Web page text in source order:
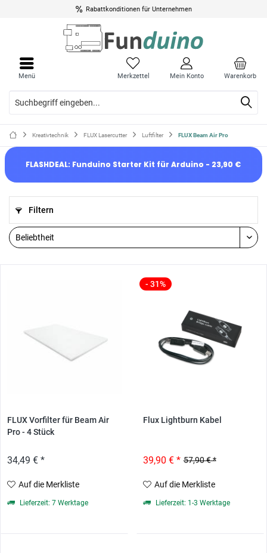
Rabattkonditionen für Unternehmen
Warenkorb
Merkzettel Mein Konto
Menü
Kreativtechnik FLUX Lasercutter Luftfilter FLUX Beam Air Pro
FLASHDEAL: Funduino Starter Kit für Arduino - 23,90 €
Filtern
FLUX Vorfilter für Beam Air
Pro - 4 Stück
34,49 € *
Auf die Merkliste
Lieferzeit: 7 Werktage
- 31%
Flux Lightburn Kabel
57,90 € *
39,90 € *
Auf die Merkliste
Lieferzeit: 1-3 Werktage